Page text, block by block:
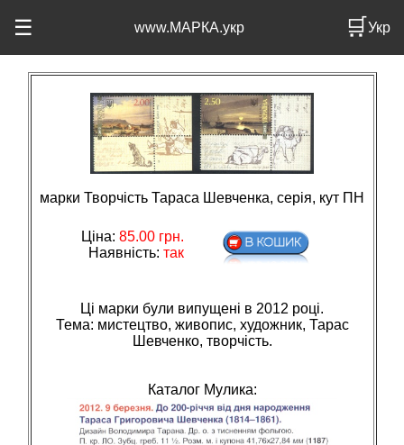
☰ www.МАРКА.укр 🛒Укр
марки Творчість Тараса Шевченка, серія, кут ПН
Ціна: 85.00грн.
Наявність: так
Ці марки були випущені в 2012 році.
Тема: мистецтво, живопис, художник, Тарас
Шевченко, творчiсть.
Каталог Мулика: